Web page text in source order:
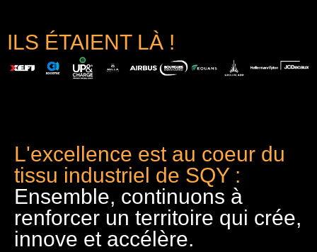
ILS ÉTAIENT LÀ !
L'excellence est au coeur du
tissu industriel de SQY :
Ensemble, continuons à
renforcer un territoire qui crée,
innove et accélère.